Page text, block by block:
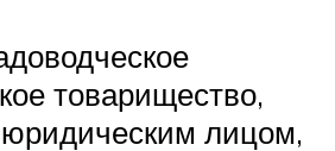
товарищество,
лицом,